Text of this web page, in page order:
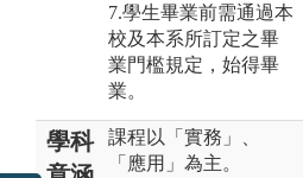
7.學生畢業前需通過本
校及本系所訂定之畢
業門檻規定，始得畢
業。
學科
課程以「實務」、
「應用」為主。